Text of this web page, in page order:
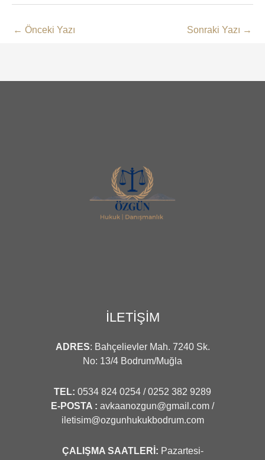
← Önceki Yazı Sonraki Yazı →
İLETİŞİM
ADRES: Bahçelievler Mah. 7240 Sk.
No: 13/4 Bodrum/Muğla
TEL: 0534 824 0254 / 0252 382 9289
E-POSTA : avkaanozgun@gmail.com /
iletisim@ozgunhukukbodrum.com
ÇALIŞMA SAATLERİ: Pazartesi-